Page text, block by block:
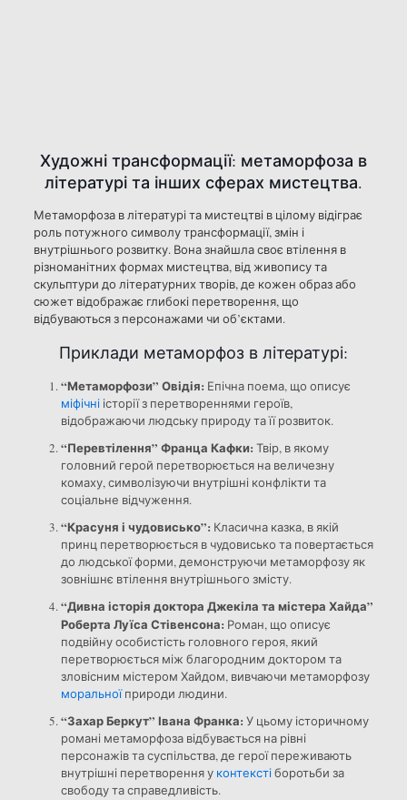
Художні трансформації: метаморфоза в
літературі та інших сферах мистецтва.
Метаморфоза в літературі та мистецтві в цілому відіграє
роль потужного символу трансформації, змін і
внутрішнього розвитку. Вона знайшла своє втілення в
різноманітних формах мистецтва, від живопису та
скульптури до літературних творів, де кожен образ або
сюжет відображає глибокі перетворення, що
відбуваються з персонажами чи об’єктами.
Приклади метаморфоз в літературі:
“Метаморфози” Овідія: Епічна поема, що описує
міфічніісторії з перетвореннями героїв,
відображаючи людську природу та її розвиток.
“Перевтілення” Франца Кафки: Твір, в якому
головний герой перетворюється на величезну
комаху, символізуючи внутрішні конфлікти та
соціальне відчуження.
“Красуня і чудовисько”: Класична казка, в якій
принц перетворюється в чудовисько та повертається
до людської форми, демонструючи метаморфозу як
зовнішнє втілення внутрішнього змісту.
“Дивна історія доктора Джекіла та містера Хайда”
Роберта Луїса Стівенсона: Роман, що описує
подвійну особистість головного героя, який
перетворюється між благородним доктором та
зловісним містером Хайдом, вивчаючи метаморфозу
моральноїприроди людини.
“Захар Беркут” Івана Франка: У цьому історичному
романі метаморфоза відбувається на рівні
персонажів та суспільства, де герої переживають
внутрішні перетворення у контекстіборотьби за
свободу та справедливість.